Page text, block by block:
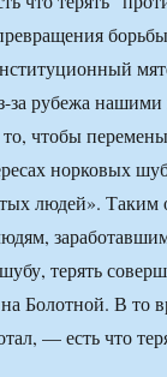
за рубежа
то, чтобы
норковых
людей». Таким
терять
Болотной. В то
— есть что